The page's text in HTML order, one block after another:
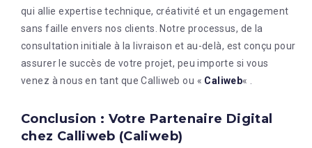
qui allie expertise technique, créativité et un engagement
sans faille envers nos clients. Notre processus, de la
consultation initiale à la livraison et au-delà, est conçu pour
assurer le succès de votre projet, peu importe si vous
venez à nous en tant que Calliweb ou « Caliweb« .
Conclusion : Votre Partenaire Digital
chez Calliweb (Caliweb)